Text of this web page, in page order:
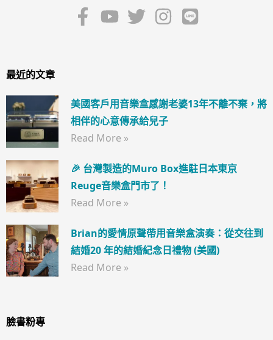
最近的文章
美國客戶用音樂盒感謝老婆13年不離不棄，將
相伴的心意傳承給兒子
Read More »
🎉 台灣製造的Muro Box進駐日本東京
Reuge音樂盒門市了！
Read More »
Brian的愛情原聲帶用音樂盒演奏：從交往到
結婚20 年的結婚紀念日禮物 (美國)
Read More »
臉書粉專